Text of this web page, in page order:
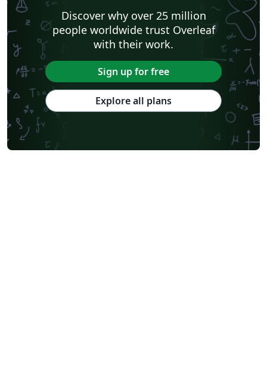
Discover why over 25 million
people worldwide trust Overleaf
with their work.
Sign up for free
Explore all plans